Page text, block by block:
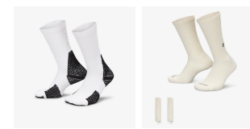
3 期 0 利率 每期
合作金庫商業銀行
第一商業銀行
華南商業銀行
彰化商業銀行
上海商業儲蓄銀行
Apple Pay